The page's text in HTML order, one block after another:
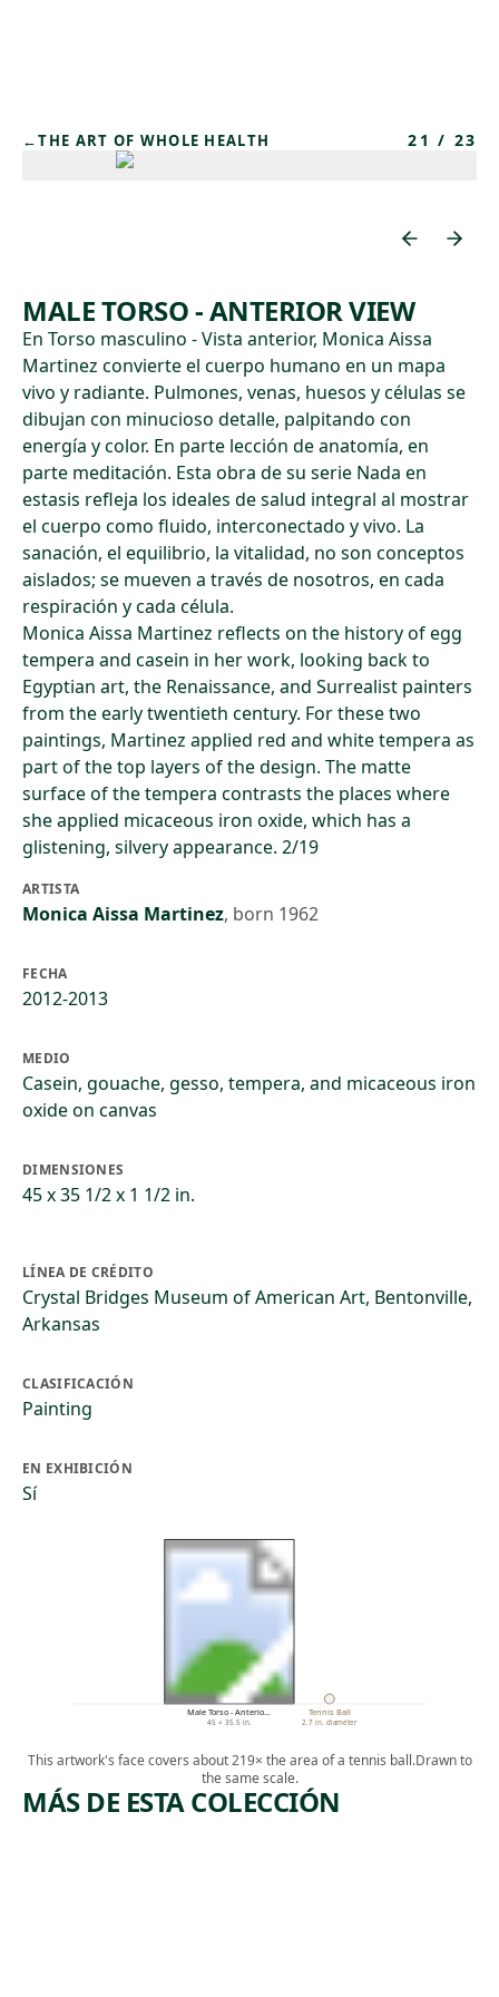
←THE ART OF WHOLE HEALTH 21 / 23
MALE TORSO - ANTERIOR VIEW
En Torso masculino - Vista anterior, Monica Aissa
Martinez convierte el cuerpo humano en un mapa
vivo y radiante. Pulmones, venas, huesos y células se
dibujan con minucioso detalle, palpitando con
energía y color. En parte lección de anatomía, en
parte meditación. Esta obra de su serie Nada en
estasis refleja los ideales de salud integral al mostrar
el cuerpo como fluido, interconectado y vivo. La
sanación, el equilibrio, la vitalidad, no son conceptos
aislados; se mueven a través de nosotros, en cada
respiración y cada célula.
Monica Aissa Martinez reflects on the history of egg
tempera and casein in her work, looking back to
Egyptian art, the Renaissance, and Surrealist painters
from the early twentieth century. For these two
paintings, Martinez applied red and white tempera as
part of the top layers of the design. The matte
surface of the tempera contrasts the places where
she applied micaceous iron oxide, which has a
glistening, silvery appearance. 2/19
ARTISTA
Monica Aissa Martinez, born 1962
FECHA
2012-2013
MEDIO
Casein, gouache, gesso, tempera, and micaceous iron
oxide on canvas
DIMENSIONES
45 x 35 1/2 x 1 1/2 in.
LÍNEA DE CRÉDITO
Crystal Bridges Museum of American Art, Bentonville,
Arkansas
CLASIFICACIÓN
Painting
EN EXHIBICIÓN
Sí
Male Torso - Anterio…
45 × 35.5 in.
Tennis Ball
2.7 in. diameter
This artwork's face covers about 219× the area of a tennis ball.Drawn to
the same scale.
MÁS DE ESTA COLECCIÓN